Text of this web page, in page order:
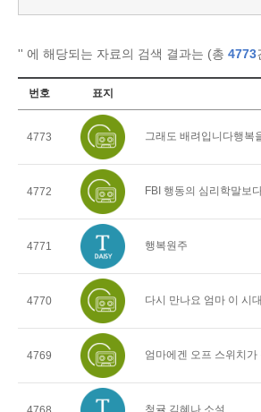
'' 에 해당되는 자료의 검색 결과는 (총 4773
번호 표지
4773 그래도 배려입니다행복
4772 FBI 행동의 심리학말보
4771 행복원주
4770 다시 만나요 엄마 이 시
4769 엄마에겐 오프 스위치
청귤 김혜나 소설